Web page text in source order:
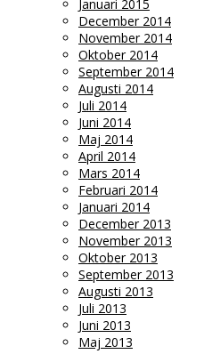
Januari 2015
December 2014
November 2014
Oktober 2014
September 2014
Augusti 2014
Juli 2014
Juni 2014
Maj 2014
April 2014
Mars 2014
Februari 2014
Januari 2014
December 2013
November 2013
Oktober 2013
September 2013
Augusti 2013
Juli 2013
Juni 2013
Maj 2013